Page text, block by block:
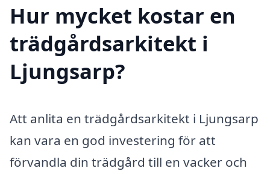
Hur mycket kostar en
trädgårdsarkitekt i
Ljungsarp?
Att anlita en trädgårdsarkitekt i Ljungsarp
kan vara en god investering för att
förvandla din trädgård till en vacker och